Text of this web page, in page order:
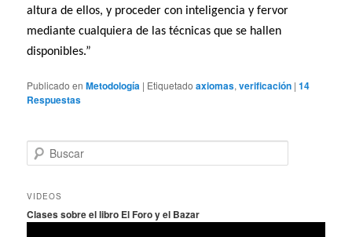
altura de ellos, y proceder con inteligencia y fervor
mediante cualquiera de las técnicas que se hallen
disponibles.”
Publicado en Metodología | Etiquetado axiomas,verificación |14
Respuestas
u
c
r
VIDEOS
Clases sobre el libro El Foro y el Bazar